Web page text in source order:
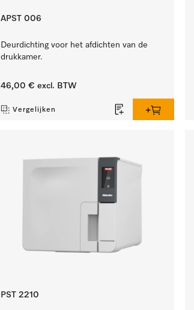
APST 006
Deurdichting voor het afdichten van de
drukkamer.
46,00 € excl. BTW
Vergelijken
PST 2210